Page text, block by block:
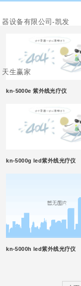
器设备有限公司-凯发
天生赢家
kn-5000e 紫外线光疗仪
kn-5000g led紫外线光疗仪
kn-5000h led紫外线光疗仪